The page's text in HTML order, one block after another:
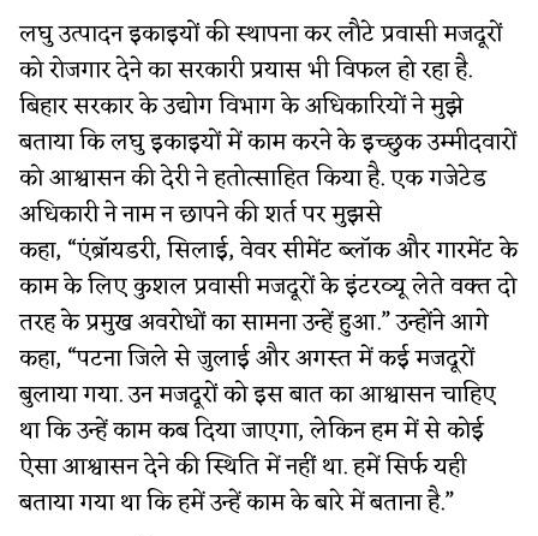
लघु उत्पादन इकाइयों की स्थापना कर लौटे प्रवासी मजदूरों
को रोजगार देने का सरकारी प्रयास भी विफल हो रहा है.
बिहार सरकार के उद्योग विभाग के अधिकारियों ने मुझे
बताया कि लघु इकाइयों में काम करने के इच्छुक उम्मीदवारों
को आश्वासन की देरी ने हतोत्साहित किया है. एक गजेटेड
अधिकारी ने नाम न छापने की शर्त पर मुझसे
कहा, “एंब्रॉयडरी, सिलाई, वेवर सीमेंट ब्लॉक और गारमेंट के
काम के लिए कुशल प्रवासी मजदूरों के इंटरव्यू लेते वक्त दो
तरह के प्रमुख अवरोधों का सामना उन्हें हुआ.” उन्होंने आगे
कहा, “पटना जिले से जुलाई और अगस्त में कई मजदूरों
बुलाया गया. उन मजदूरों को इस बात का आश्वासन चाहिए
था कि उन्हें काम कब दिया जाएगा, लेकिन हम में से कोई
ऐसा आश्वासन देने की स्थिति में नहीं था. हमें सिर्फ यही
बताया गया था कि हमें उन्हें काम के बारे में बताना है.”